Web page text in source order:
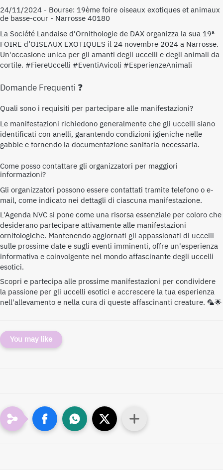
24/11/2024 - Bourse: 19ème foire oiseaux exotiques et animaux
de basse-cour - Narrosse 40180
La Société Landaise d’Ornithologie de DAX organizza la sua 19ª
FOIRE d’OISEAUX EXOTIQUES il 24 novembre 2024 a Narrosse.
Un'occasione unica per gli amanti degli uccelli e degli animali da
cortile. #FiereUccelli #EventiAvicoli #EsperienzeAnimali
Domande Frequenti ❓
Quali sono i requisiti per partecipare alle manifestazioni?
Le manifestazioni richiedono generalmente che gli uccelli siano
identificati con anelli, garantendo condizioni igieniche nelle
gabbie e fornendo la documentazione sanitaria necessaria.
Come posso contattare gli organizzatori per maggiori
informazioni?
Gli organizzatori possono essere contattati tramite telefono o e-
mail, come indicato nei dettagli di ciascuna manifestazione.
L'Agenda NVC si pone come una risorsa essenziale per coloro che
desiderano partecipare attivamente alle manifestazioni
ornitologiche. Mantenendo aggiornati gli appassionati di uccelli
sulle prossime date e sugli eventi imminenti, offre un'esperienza
informativa e coinvolgente nel mondo affascinante degli uccelli
esotici.
Scopri e partecipa alle prossime manifestazioni per condividere
la passione per gli uccelli esotici e accrescere la tua esperienza
nell'allevamento e nella cura di queste affascinanti creature. 🦜🌟
You may like